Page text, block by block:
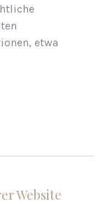
etwa
Website